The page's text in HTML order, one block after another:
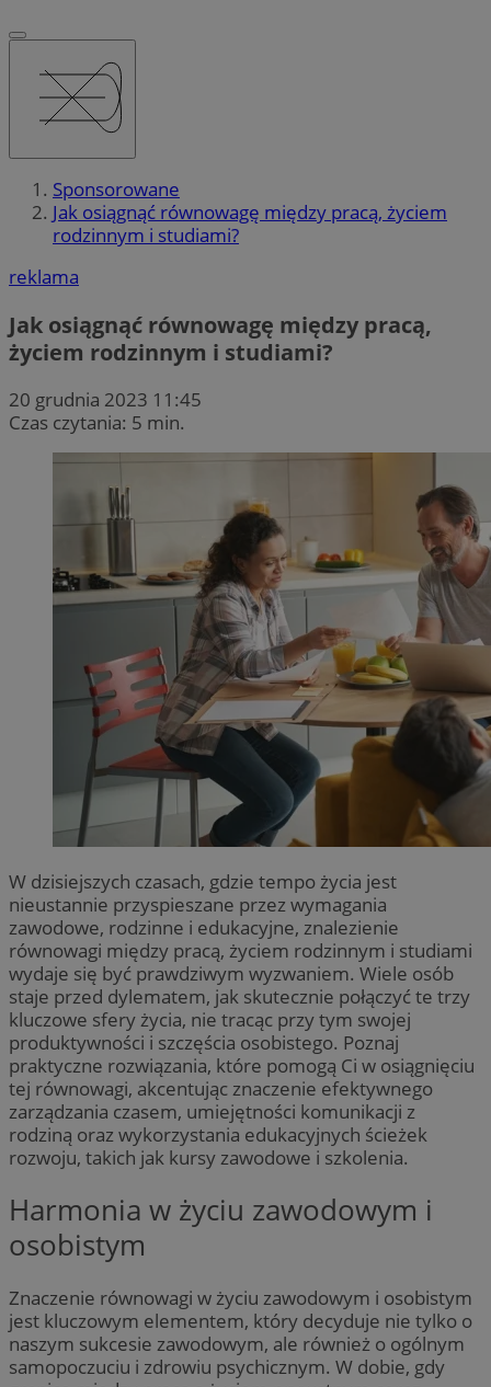
Sponsorowane
Jak osiągnąć równowagę między pracą, życiem
rodzinnym i studiami?
reklama
Jak osiągnąć równowagę między pracą,
życiem rodzinnym i studiami?
20 grudnia 2023 11:45
Czas czytania: 5 min.
W dzisiejszych czasach, gdzie tempo życia jest
nieustannie przyspieszane przez wymagania
zawodowe, rodzinne i edukacyjne, znalezienie
równowagi między pracą, życiem rodzinnym i studiami
wydaje się być prawdziwym wyzwaniem. Wiele osób
staje przed dylematem, jak skutecznie połączyć te trzy
kluczowe sfery życia, nie tracąc przy tym swojej
produktywności i szczęścia osobistego. Poznaj
praktyczne rozwiązania, które pomogą Ci w osiągnięciu
tej równowagi, akcentując znaczenie efektywnego
zarządzania czasem, umiejętności komunikacji z
rodziną oraz wykorzystania edukacyjnych ścieżek
rozwoju, takich jak kursy zawodowe i szkolenia.
Harmonia w życiu zawodowym i
osobistym
Znaczenie równowagi w życiu zawodowym i osobistym
jest kluczowym elementem, który decyduje nie tylko o
naszym sukcesie zawodowym, ale również o ogólnym
samopoczuciu i zdrowiu psychicznym. W dobie, gdy